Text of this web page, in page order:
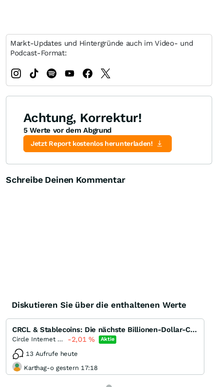
Markt-Updates und Hintergründe auch im Video- und
Podcast-Format:
Achtung, Korrektur!
5 Werte vor dem Abgrund
Jetzt Report kostenlos herunterladen!
Schreibe Deinen Kommentar
Diskutieren Sie über die enthaltenen Werte
CRCL & Stablecoins: Die nächste Billionen-Dollar-Chance an der Wall Street?!
Circle Internet Group Incorporation. Registered (A) -2,01% Aktie
13 Aufrufe heute
Karthag-o gestern 17:18